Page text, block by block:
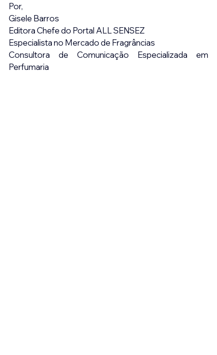
Por,
Gisele Barros
Editora Chefe do Portal ALL SENSEZ
Especialista no Mercado de Fragrâncias
Consultora de Comunicação Especializada em
Perfumaria